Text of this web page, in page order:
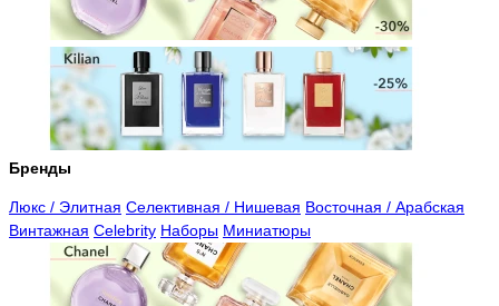
Бренды
Люкс / Элитная Селективная / Нишевая Восточная / Арабская
Винтажная Celebrity Наборы Миниатюры